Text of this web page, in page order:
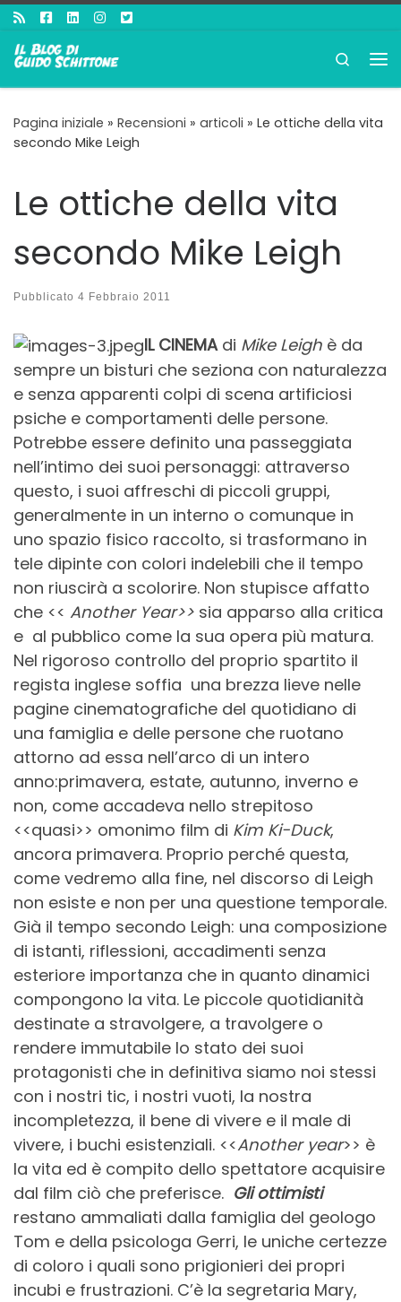
Passa al contenuto
Search
Pagina iniziale » Recensioni » articoli » Le ottiche della vita
secondo Mike Leigh
Le ottiche della vita
secondo Mike Leigh
Pubblicato 4 Febbraio 2011
IL CINEMAdi Mike Leigh è da
sempre un bisturi che seziona con naturalezza
e senza apparenti colpi di scena artificiosi
psiche e comportamenti delle persone.
Potrebbe essere definito una passeggiata
nell’intimo dei suoi personaggi: attraverso
questo, i suoi affreschi di piccoli gruppi,
generalmente in un interno o comunque in
uno spazio fisico raccolto, si trasformano in
tele dipinte con colori indelebili che il tempo
non riuscirà a scolorire. Non stupisce affatto
che << Another Year>> sia apparso alla critica
e al pubblico come la sua opera più matura.
Nel rigoroso controllo del proprio spartito il
regista inglese soffia una brezza lieve nelle
pagine cinematografiche del quotidiano di
una famiglia e delle persone che ruotano
attorno ad essa nell’arco di un intero
anno:primavera, estate, autunno, inverno e
non, come accadeva nello strepitoso
<<quasi>> omonimo film di Kim Ki-Duck,
ancora primavera. Proprio perché questa,
come vedremo alla fine, nel discorso di Leigh
non esiste e non per una questione temporale.
Già il tempo secondo Leigh: una composizione
di istanti, riflessioni, accadimenti senza
esteriore importanza che in quanto dinamici
compongono la vita. Le piccole quotidianità
destinate a stravolgere, a travolgere o
rendere immutabile lo stato dei suoi
protagonisti che in definitiva siamo noi stessi
con i nostri tic, i nostri vuoti, la nostra
incompletezza, il bene di vivere e il male di
vivere, i buchi esistenziali. <<Another year>> è
la vita ed è compito dello spettatore acquisire
dal film ciò che preferisce. Gli ottimisti
restano ammaliati dalla famiglia del geologo
Tom e della psicologa Gerri, le uniche certezze
di coloro i quali sono prigionieri dei propri
incubi e frustrazioni. C’è la segretaria Mary,